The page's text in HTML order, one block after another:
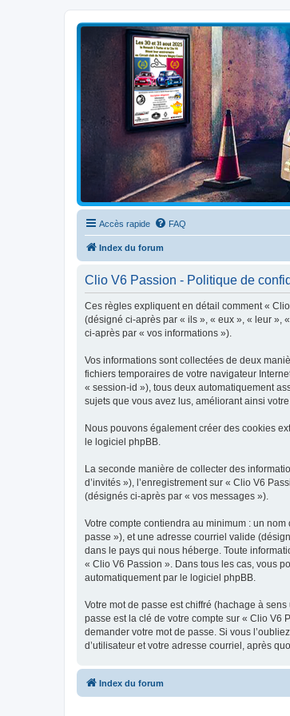
Clio V6 Passion
Le site français des passionnés de Clio V6
Accès rapide FAQ
Index du forum
Clio V6 Passion - Politique de
Ces règles expliquent en détail comment «
(désigné ci-après par « ils », « eux », « leur »,
ci-après par « vos informations »).
Vos informations sont collectées de deux
fichiers temporaires de votre navigateur
« session-id »), tous deux automatiquement
sujets que vous avez lus, améliorant ainsi
Nous pouvons également créer des cookies
le logiciel phpBB.
La seconde manière de collecter des
d’invités »), l’enregistrement sur « Clio V6
(désignés ci-après par « vos messages »).
Votre compte contiendra au minimum : un
passe »), et une adresse courriel valide
dans le pays qui nous héberge. Toute
« Clio V6 Passion ». Dans tous les cas, vous
automatiquement par le logiciel phpBB.
Votre mot de passe est chiffré (hachage à
passe est la clé de votre compte sur « Clio V6
demander votre mot de passe. Si vous
d’utilisateur et votre adresse courriel, après
Index du forum